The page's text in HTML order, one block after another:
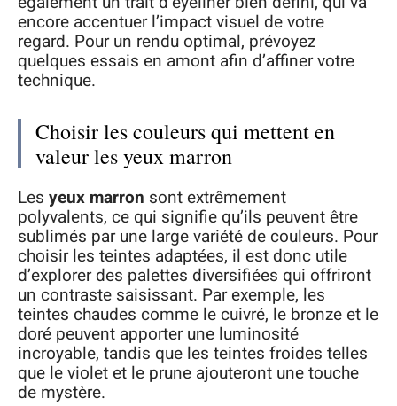
encore accentuer l’impact visuel de votre
regard. Pour un rendu optimal, prévoyez
quelques essais en amont afin d’affiner votre
technique.
Choisir les couleurs qui mettent en
valeur les yeux marron
Les yeux marron sont extrêmement
polyvalents, ce qui signifie qu’ils peuvent être
sublimés par une large variété de couleurs. Pour
choisir les teintes adaptées, il est donc utile
d’explorer des palettes diversifiées qui offriront
un contraste saisissant. Par exemple, les
teintes chaudes comme le cuivré, le bronze et le
doré peuvent apporter une luminosité
incroyable, tandis que les teintes froides telles
que le violet et le prune ajouteront une touche
de mystère.